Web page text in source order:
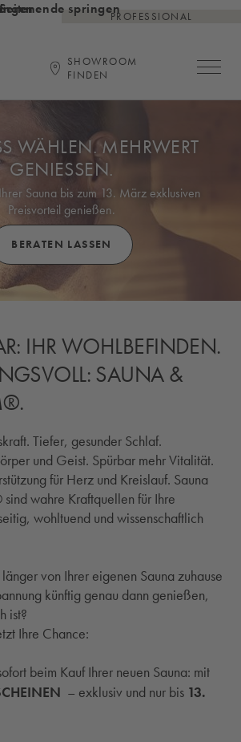
springenPROFESSIONAL
SHOWROOM
FINDEN
WÄHLEN. MEHRWERT
GENIESSEN.
Sauna bis zum 13. März exklusiven
Preisvorteil genießen.
BERATEN LASSEN
IHR WOHLBEFINDEN.
SAUNA &
Tiefer, gesunder Schlaf.
und Geist. Spürbar mehr Vitalität.
für Herz und Kreislauf. Sauna
wahre Kraftquellen für Ihre
wohltuend und wissenschaftlich
von Ihrer eigenen Sauna zuhause
künftig genau dann genießen,
ist?
Ihre Chance:
beim Kauf Ihrer neuen Sauna: mit
– exklusiv und nur bis 13.